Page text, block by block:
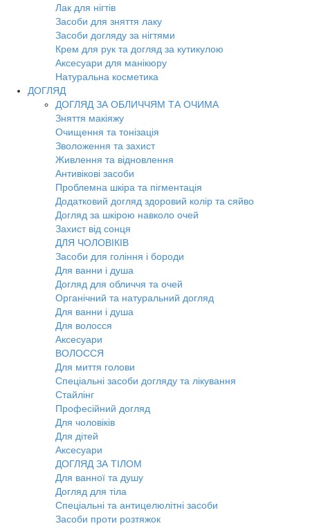
Лак для нігтів
Засоби для зняття лаку
Засоби догляду за нігтями
Крем для рук та догляд за кутикулою
Аксесуари для манікюру
Натуральна косметика
ДОГЛЯД
ДОГЛЯД ЗА ОБЛИЧЧЯМ ТА ОЧИМА
Зняття макіяжу
Очищення та тонізація
Зволоження та захист
Живлення та відновлення
Антивікові засоби
Проблемна шкіра та пігментація
Додатковий догляд здоровий колір та сяйво
Догляд за шкірою навколо очей
Захист від сонця
ДЛЯ ЧОЛОВІКІВ
Засоби для гоління і бороди
Для ванни і душа
Догляд для обличчя та очей
Органічний та натуральний догляд
Для ванни і душа
Для волосся
Аксесуари
ВОЛОССЯ
Для миття голови
Спеціальні засоби догляду та лікування
Стайлінг
Професійний догляд
Для чоловіків
Для дітей
Аксесуари
ДОГЛЯД ЗА ТІЛОМ
Для ванної та душу
Догляд для тіла
Спеціальні та антицелюлітні засоби
Засоби проти розтяжок